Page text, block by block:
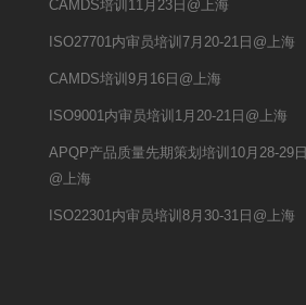
CAMDS培训11月23日@上海
ISO27701内审员培训7月20-21日@上海
CAMDS培训9月16日@上海
ISO9001内审员培训1月20-21日@上海
APQP产品质量先期策划培训10月28-29日
@上海
ISO22301内审员培训8月30-31日@上海